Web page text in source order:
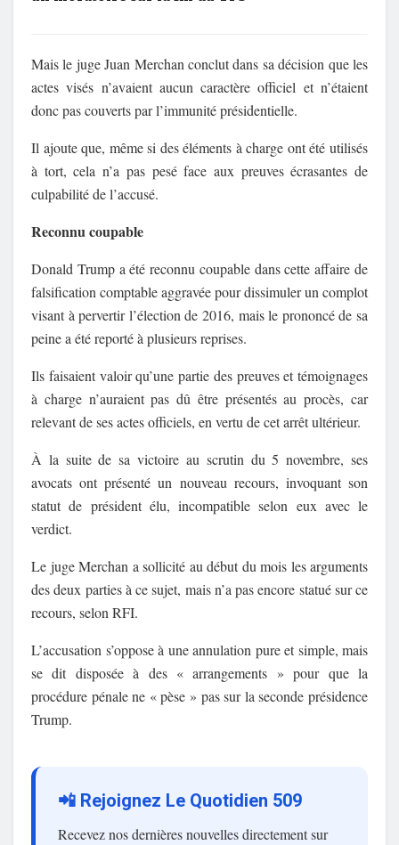
Mais le juge Juan Merchan conclut dans sa décision que les
actes visés n’avaient aucun caractère officiel et n’étaient
donc pas couverts par l’immunité présidentielle.
Il ajoute que, même si des éléments à charge ont été utilisés
à tort, cela n’a pas pesé face aux preuves écrasantes de
culpabilité de l’accusé.
Reconnu coupable
Donald Trump a été reconnu coupable dans cette affaire de
falsification comptable aggravée pour dissimuler un complot
visant à pervertir l’élection de 2016, mais le prononcé de sa
peine a été reporté à plusieurs reprises.
Ils faisaient valoir qu’une partie des preuves et témoignages
à charge n’auraient pas dû être présentés au procès, car
relevant de ses actes officiels, en vertu de cet arrêt ultérieur.
À la suite de sa victoire au scrutin du 5 novembre, ses
avocats ont présenté un nouveau recours, invoquant son
statut de président élu, incompatible selon eux avec le
verdict.
Le juge Merchan a sollicité au début du mois les arguments
des deux parties à ce sujet, mais n’a pas encore statué sur ce
recours, selon RFI.
L’accusation s’oppose à une annulation pure et simple, mais
se dit disposée à des « arrangements » pour que la
procédure pénale ne « pèse » pas sur la seconde présidence
Trump.
📲 Rejoignez Le Quotidien 509
Recevez nos dernières nouvelles directement sur